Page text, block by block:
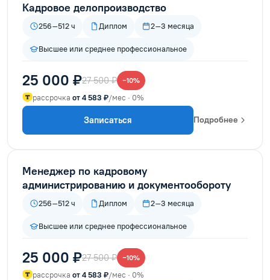
Кадровое делопроизводство
256–512 ч Диплом 2–3 месяца
Высшее или среднее профессиональное
25 000 ₽27 500 ₽ −10%
рассрочка от 4 583 ₽/мес · 0%
Записаться Подробнее
Менеджер по кадровому
администрированию и документообороту
256–512 ч Диплом 2–3 месяца
Высшее или среднее профессиональное
25 000 ₽27 500 ₽ −10%
рассрочка от 4 583 ₽/мес · 0%